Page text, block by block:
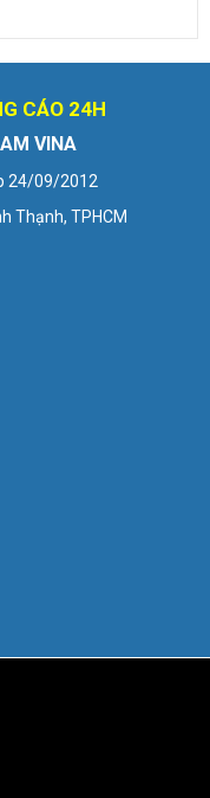
CÁO 24H
VINA
24/09/2012
Thạnh, TPHCM